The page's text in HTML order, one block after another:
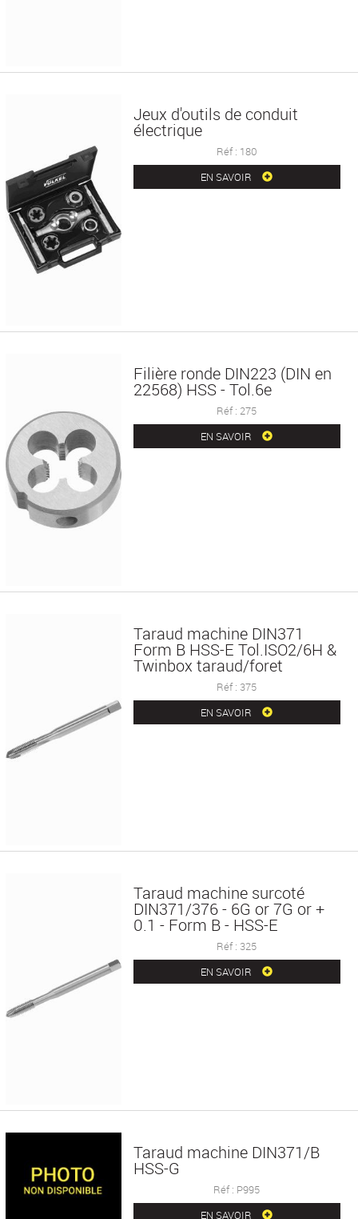
Jeux d'outils de conduit
électrique
Réf : 180
EN SAVOIR
Filière ronde DIN223 (DIN en
22568) HSS - Tol.6e
Réf : 275
EN SAVOIR
Taraud machine DIN371
Form B HSS-E Tol.ISO2/6H &
Twinbox taraud/foret
Réf : 375
EN SAVOIR
Taraud machine surcoté
DIN371/376 - 6G or 7G or +
0.1 - Form B - HSS-E
Réf : 325
EN SAVOIR
Taraud machine DIN371/B
HSS-G
Réf : P995
EN SAVOIR